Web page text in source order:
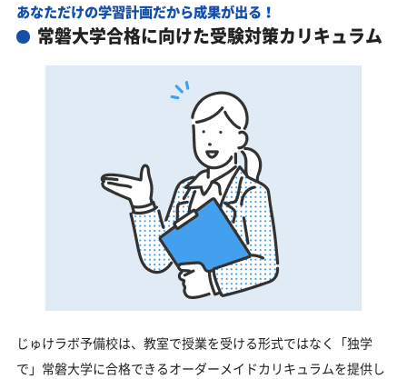
あなただけの学習計画だから成果が出る！
常磐大学合格に向けた受験対策カリキュラム
じゅけラボ予備校は、教室で授業を受ける形式ではなく「独学
で」常磐大学に合格できるオーダーメイドカリキュラムを提供し